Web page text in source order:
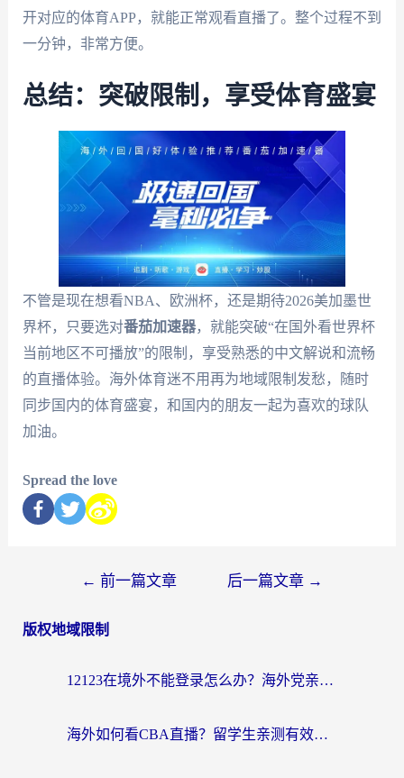
开对应的体育APP，就能正常观看直播了。整个过程不到
一分钟，非常方便。
总结：突破限制，享受体育盛宴
不管是现在想看NBA、欧洲杯，还是期待2026美加墨世
界杯，只要选对番茄加速器，就能突破“在国外看世界杯
当前地区不可播放”的限制，享受熟悉的中文解说和流畅
的直播体验。海外体育迷不用再为地域限制发愁，随时
同步国内的体育盛宴，和国内的朋友一起为喜欢的球队
加油。
Spread the love
← 前一篇文章 后一篇文章 →
版权地域限制
12123在境外不能登录怎么办？海外党亲测有效的回国加速方案
海外如何看CBA直播？留学生亲测有效的体育赛事观看指南